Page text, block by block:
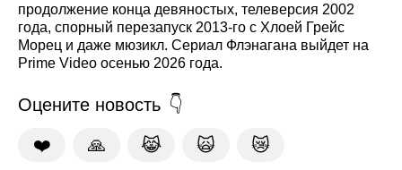
продолжение конца девяностых, телеверсия 2002
года, спорный перезапуск 2013-го с Хлоей Грейс
Морец и даже мюзикл. Сериал Флэнагана выйдет на
Prime Video осенью 2026 года.
Оцените новость
❤️ 🙏 😹 🙀 😿